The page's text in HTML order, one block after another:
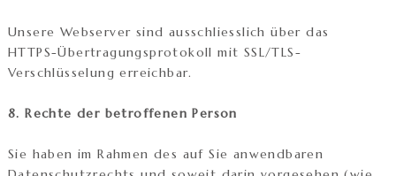
Unsere Webserver sind ausschliesslich über das
HTTPS-Übertragungsprotokoll mit SSL/TLS-
Verschlüsselung erreichbar.
8. Rechte der betroffenen Person
Sie haben im Rahmen des auf Sie anwendbaren